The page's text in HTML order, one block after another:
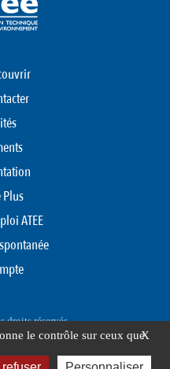
Plus
ATEE
droits réservés
Plan du site
X
le contrôle sur ceux que